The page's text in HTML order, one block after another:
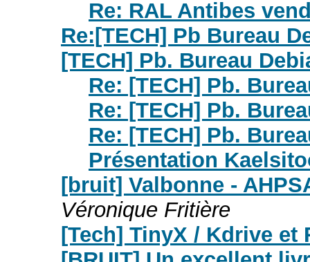
Re: RAL Antibes
Re:[TECH] Pb Bureau
[TECH] Pb. Bureau
Re: [TECH] Pb.
Re: [TECH] Pb.
Re: [TECH] Pb.
Présentation
[bruit] Valbonne -
Véronique Fritière
[Tech] TinyX / Kdrive et